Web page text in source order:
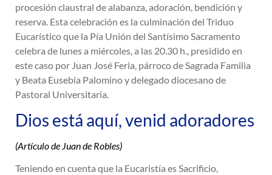
procesión claustral de alabanza, adoración, bendición y
reserva. Esta celebración es la culminación del Triduo
Eucarístico que la Pía Unión del Santísimo Sacramento
celebra de lunes a miércoles, a las 20.30 h., presidido en
este caso por Juan José Feria, párroco de Sagrada Familia
y Beata Eusebia Palomino y delegado diocesano de
Pastoral Universitaria.
Dios está aquí, venid adoradores
(Artículo de Juan de Robles)
Teniendo en cuenta que la Eucaristía es Sacrificio,